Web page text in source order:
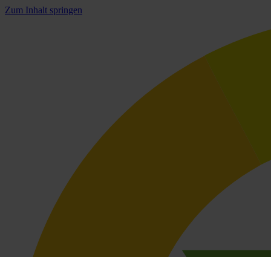
Zum Inhalt springen